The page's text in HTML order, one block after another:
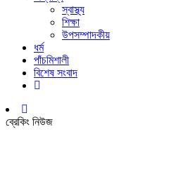
স্বাস্থ্য
শিক্ষা
উপসম্পাদকীয়
ধর্ম
পাঁচমিশালী
বিশেষ সংবাদ
ব্রেকিং নিউজ